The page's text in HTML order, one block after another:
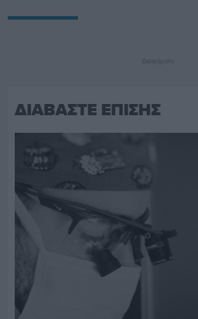
Διαφήμιση
ΔΙΑΒΑΣΤΕ ΕΠΙΣΗΣ